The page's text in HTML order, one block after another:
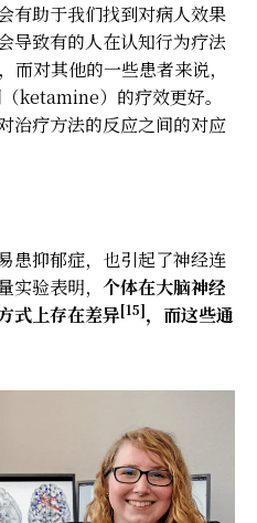
有助于我们找到对病人效果
导致有的人在认知行为疗法
而对其他的一些患者来说，
ketamine）的疗效更好。
治疗方法的反应之间的对应
患抑郁症，也引起了神经连
验表明， 个体在大脑神经
式上存在差异[15]，而这些通